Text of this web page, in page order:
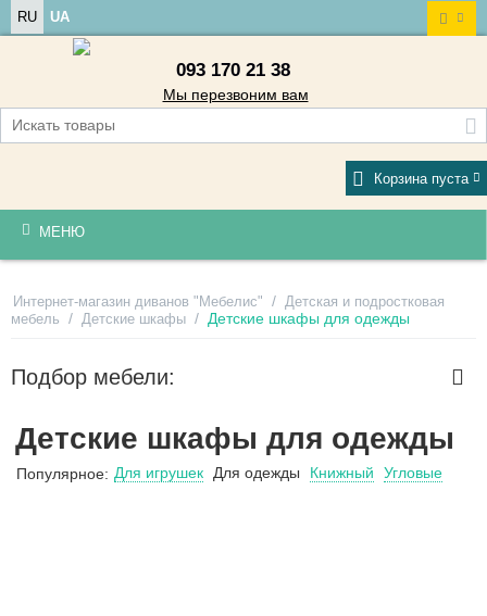
RU UA
093 170 21 38
Мы перезвоним вам
Корзина пуста
МЕНЮ
Интернет-магазин диванов "Мебелис" / Детская и подростковая
мебель / Детские шкафы / Детские шкафы для одежды
Подбор мебели:
Детские шкафы для одежды
Популярное: Для игрушек Для одежды Книжный Угловые